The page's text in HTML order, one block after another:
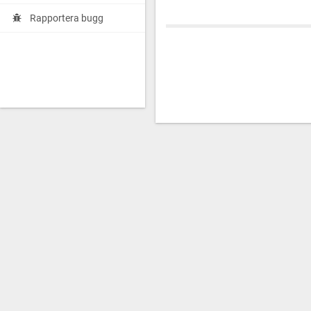
Rapportera bugg